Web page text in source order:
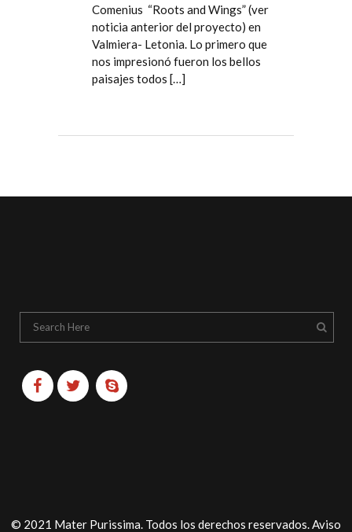
Comenius “Roots and Wings” (ver
noticia anterior del proyecto) en
Valmiera- Letonia. Lo primero que
nos impresionó fueron los bellos
paisajes todos […]
© 2021 Mater Purissima. Todos los derechos reservados.Aviso